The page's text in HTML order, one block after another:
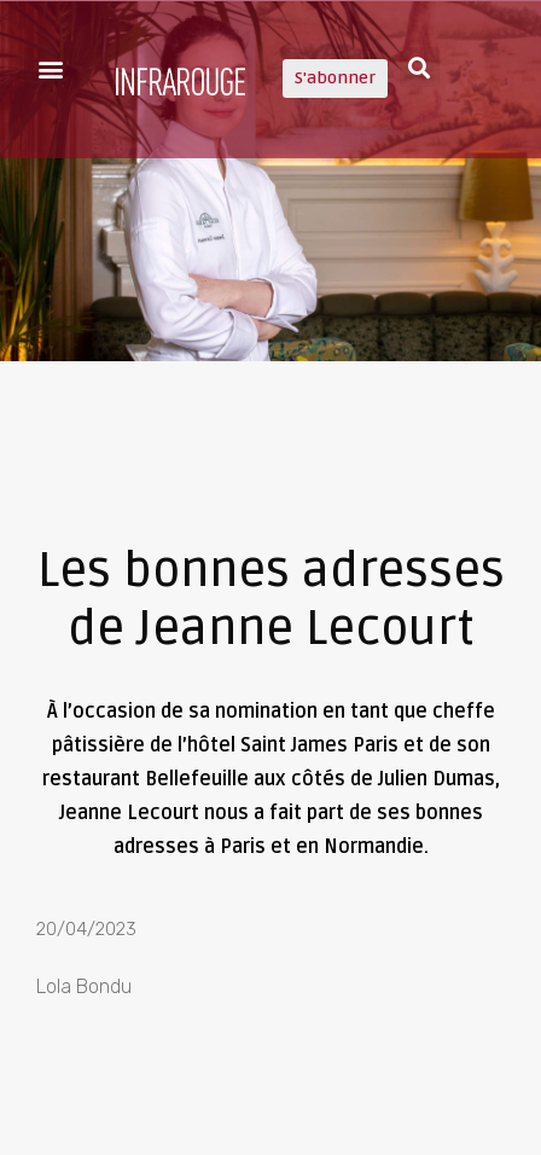
S'abonner
Les bonnes adresses
de Jeanne Lecourt
À l’occasion de sa nomination en tant que cheffe
pâtissière de l’hôtel Saint James Paris et de son
restaurant Bellefeuille aux côtés de Julien Dumas,
Jeanne Lecourt nous a fait part de ses bonnes
adresses à Paris et en Normandie.
20/04/2023
Lola Bondu